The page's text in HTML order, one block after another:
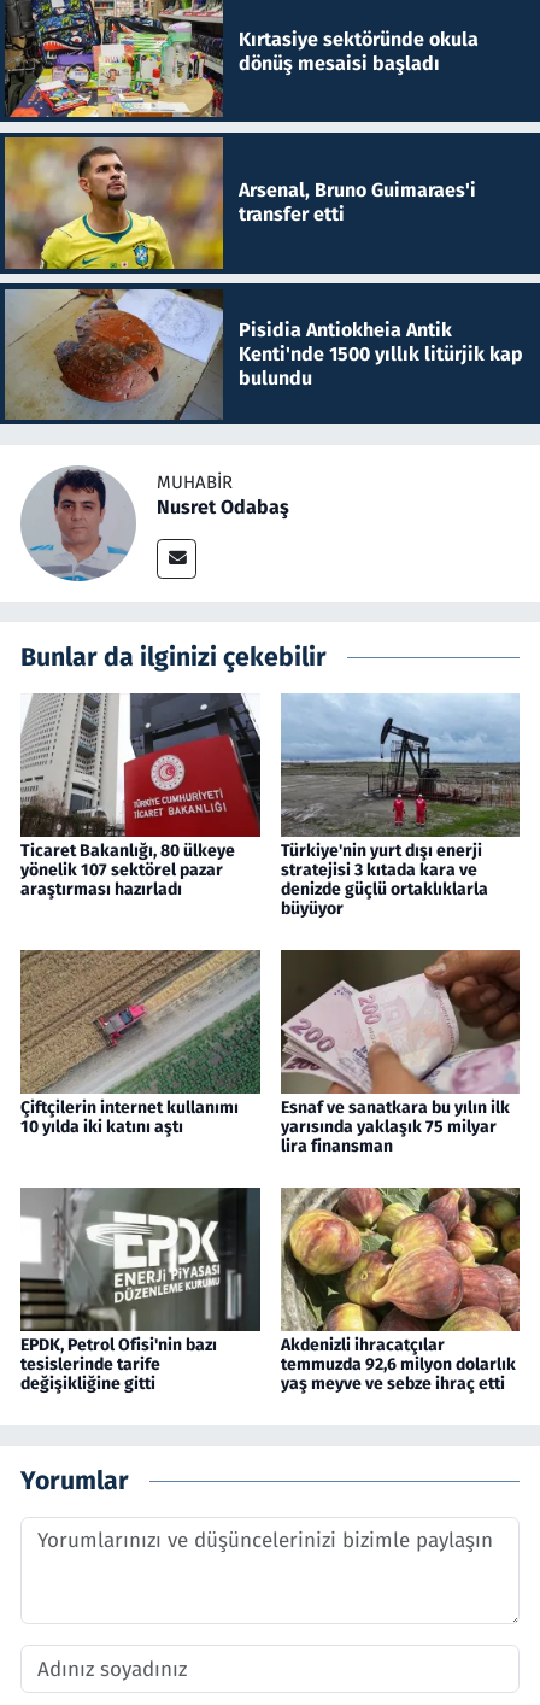
Kırtasiye sektöründe okula
dönüş mesaisi başladı
Arsenal, Bruno Guimaraes'i
transfer etti
Pisidia Antiokheia Antik
Kenti'nde 1500 yıllık litürjik kap
bulundu
MUHABIR
Nusret Odabaş
Bunlar da ilginizi çekebilir
Ticaret Bakanlığı, 80 ülkeye
yönelik 107 sektörel pazar
araştırması hazırladı
Türkiye'nin yurt dışı enerji
stratejisi 3 kıtada kara ve
denizde güçlü ortaklıklarla
büyüyor
Çiftçilerin internet kullanımı
10 yılda iki katını aştı
Esnaf ve sanatkara bu yılın ilk
yarısında yaklaşık 75 milyar
lira finansman
EPDK, Petrol Ofisi'nin bazı
tesislerinde tarife
değişikliğine gitti
Akdenizli ihracatçılar
temmuzda 92,6 milyon dolarlık
yaş meyve ve sebze ihraç etti
Yorumlar